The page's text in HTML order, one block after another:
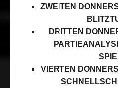
ZWEITEN
DRITTEN
VIERTEN